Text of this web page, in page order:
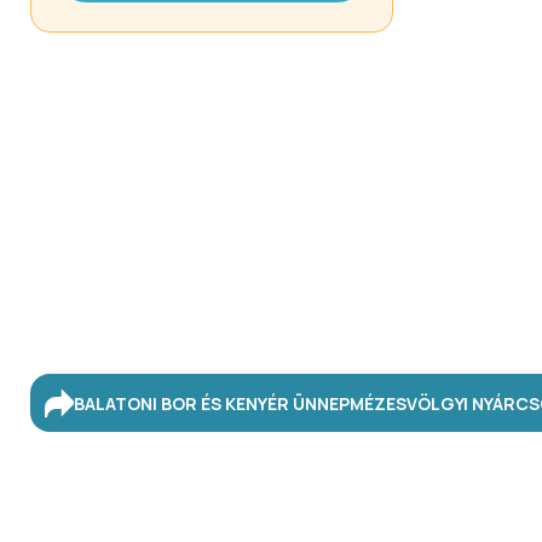
BALATONI BOR ÉS KENYÉR ÜNNEPMÉZESVÖLGYI NYÁR